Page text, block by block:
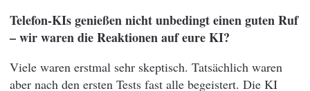
Telefon-KIs genießen nicht unbedingt einen guten Ruf
– wir waren die Reaktionen auf eure KI?
Viele waren erstmal sehr skeptisch. Tatsächlich waren
aber nach den ersten Tests fast alle begeistert. Die KI